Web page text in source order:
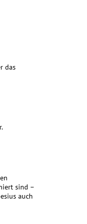
das
sind –
auch